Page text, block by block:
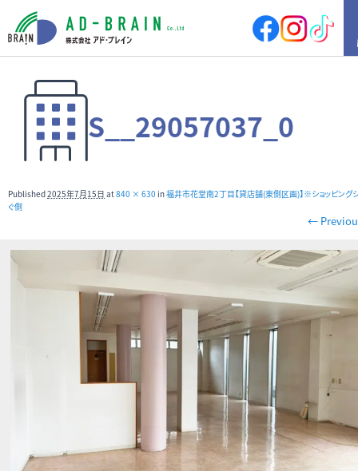
HOME
買いたい
売地
新築戸建
店舗付住宅
マンション
倉庫
土地
その他
売りたい サポート内容
売却の流れ
無料査定・売却・買取
情報
資産活用・売却の豆知識
S__29057037_0
Published2025年7月15日 at840 × 630 in福井市花堂南2丁目【貸店舗(東側区画)】※ショッピングシ
ぐ側
←